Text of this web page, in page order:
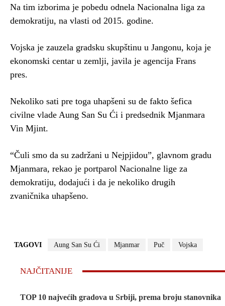
Na tim izborima je pobedu odnela Nacionalna liga za
demokratiju, na vlasti od 2015. godine.
Vojska je zauzela gradsku skupštinu u Jangonu, koja je
ekonomski centar u zemlji, javila je agencija Frans
pres.
Nekoliko sati pre toga uhapšeni su de fakto šefica
civilne vlade Aung San Su Ći i predsednik Mjanmara
Vin Mjint.
“Čuli smo da su zadržani u Nejpjidou”, glavnom gradu
Mjanmara, rekao je portparol Nacionalne lige za
demokratiju, dodajući i da je nekoliko drugih
zvaničnika uhapšeno.
TAGOVI Aung San Su Ći Mjanmar Puč Vojska
NAJČITANIJE
TOP 10 najvećih gradova u Srbiji, prema broju stanovnika